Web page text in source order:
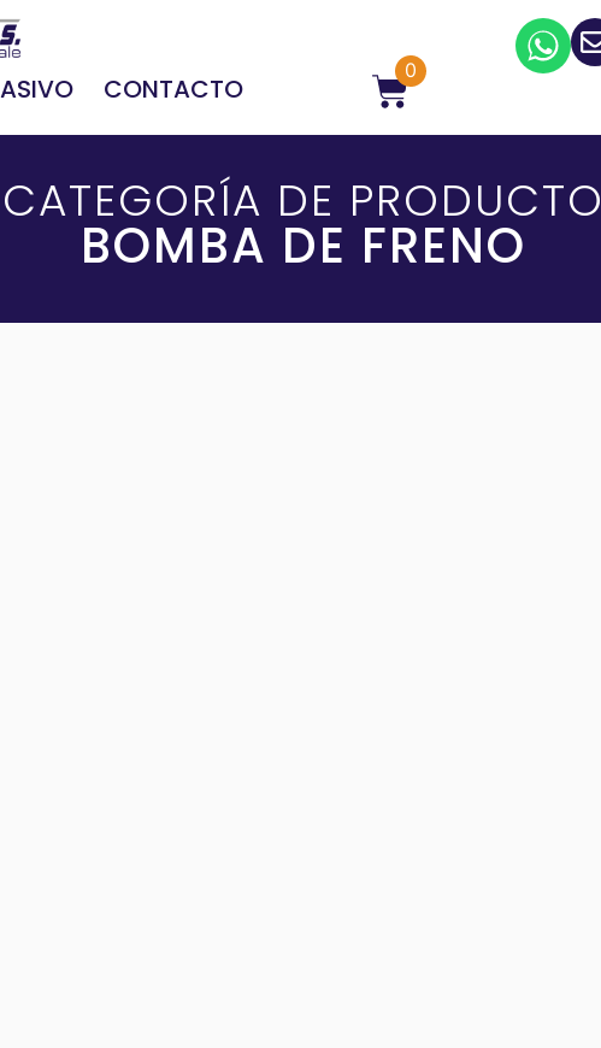
CONTACTO
0
CATEGORÍA DE PRODUCTO
BOMBA DE FRENO